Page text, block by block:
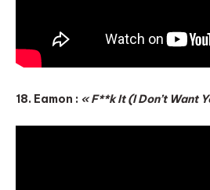
18. Eamon : « F**k It (I Don’t Want